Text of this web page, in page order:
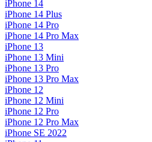
iPhone 14
iPhone 14 Plus
iPhone 14 Pro
iPhone 14 Pro Max
iPhone 13
iPhone 13 Mini
iPhone 13 Pro
iPhone 13 Pro Max
iPhone 12
iPhone 12 Mini
iPhone 12 Pro
iPhone 12 Pro Max
iPhone SE 2022